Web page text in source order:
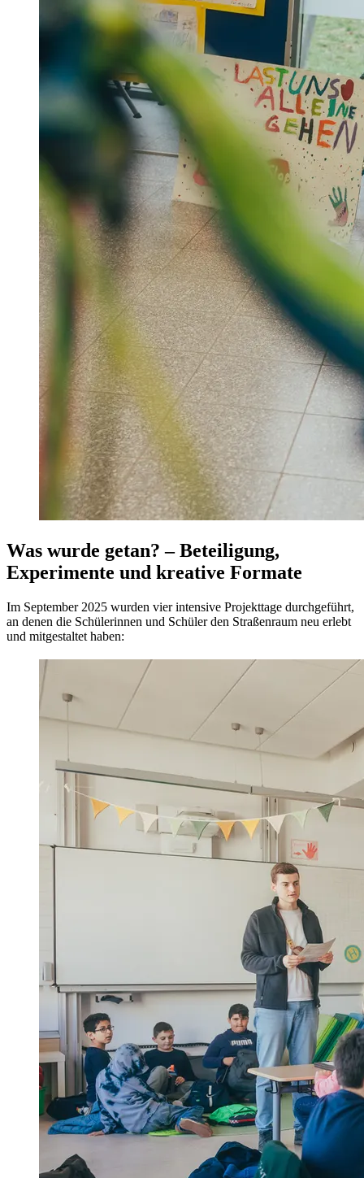
Was wurde getan? – Beteiligung,
Experimente und kreative Formate
Im September 2025 wurden vier intensive Projekttage durchgeführt,
an denen die Schülerinnen und Schüler den Straßenraum neu erlebt
und mitgestaltet haben: